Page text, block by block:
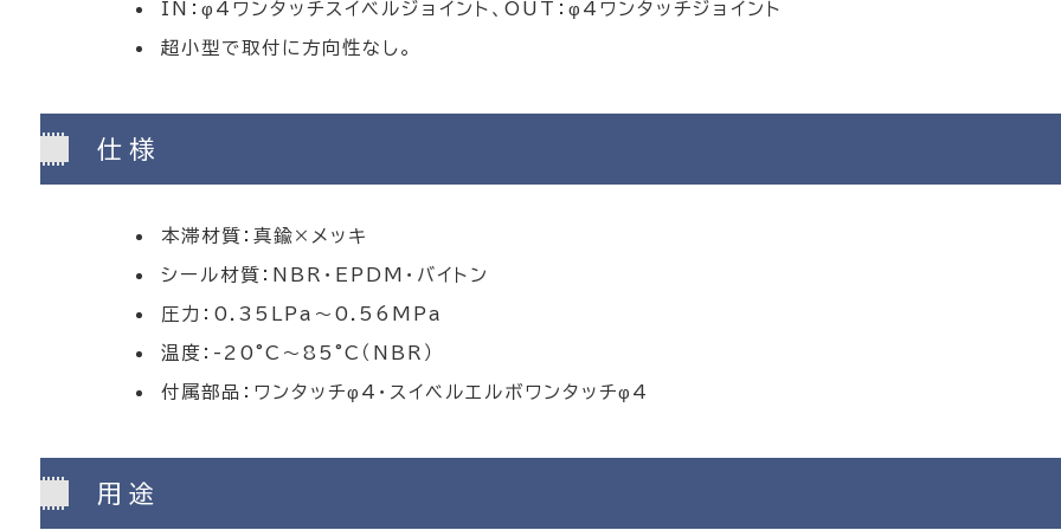
IN：φ4ワンタッチスイベルジョイント、OUT：φ4ワンタッチジョイント
超小型で取付に方向性なし。
仕様
本滞材質：真鍮×メッキ
シール材質：NBR・EPDM・バイトン
圧力：0.35LPa～0.56MPa
温度：-20°C～85°C（NBR）
付属部品：ワンタッチφ4・スイベルエルボワンタッチφ4
用途